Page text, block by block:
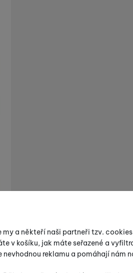
a někteří naši partneři tzv.
v košíku, jak máte seřazené a
reklamu a pomáhají nám